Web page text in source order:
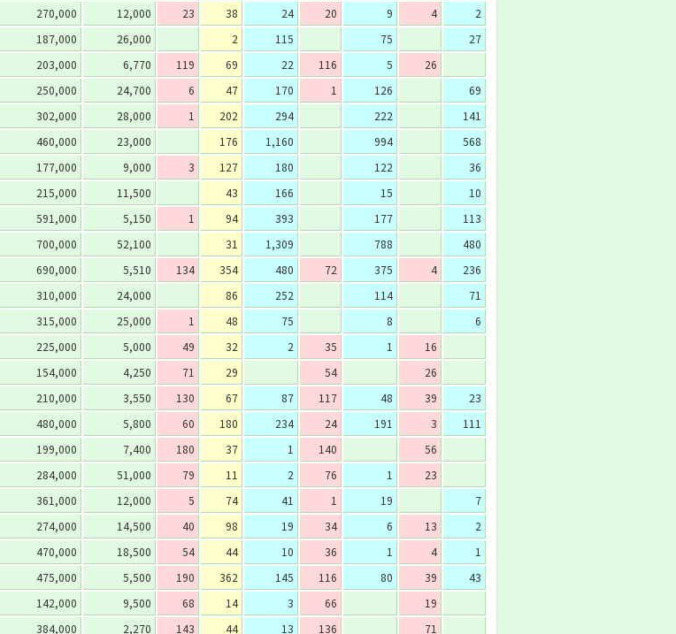
270,000 12,000 23 38 24 20 9 4
2
187,000 26,000 2 115 75
27
203,000 6,770 119 69 22 116 5
26
250,000 24,700 6 47 170 1 126
69
302,000 28,000 1 202 294 222
141
460,000 23,000 176 1,160 994
568
177,000 9,000 3 127 180 122
36
215,000 11,500 43 166 15
10
591,000 5,150 1 94 393 177
113
700,000 52,100 31 1,309 788
480
690,000 5,510 134 354 480 72 375 4
236
310,000 24,000 86 252 114
71
315,000 25,000 1 48 75 8
6
225,000 5,000 49 32 2 35 1
16
154,000 4,250 71 29 54
26
210,000 3,550 130 67 87 117 48 39
23
480,000 5,800 60 180 234 24 191 3
111
199,000 7,400 180 37 1 140
56
284,000 51,000 79 11 2 76 1
23
361,000 12,000 5 74 41 1 19
7
274,000 14,500 40 98 19 34 6 13
2
470,000 18,500 54 44 10 36 1 4
1
475,000 5,500 190 362 145 116 80 39
43
142,000 9,500 68 14 3 66
19
384,000 2,270 143 44 13 136 71